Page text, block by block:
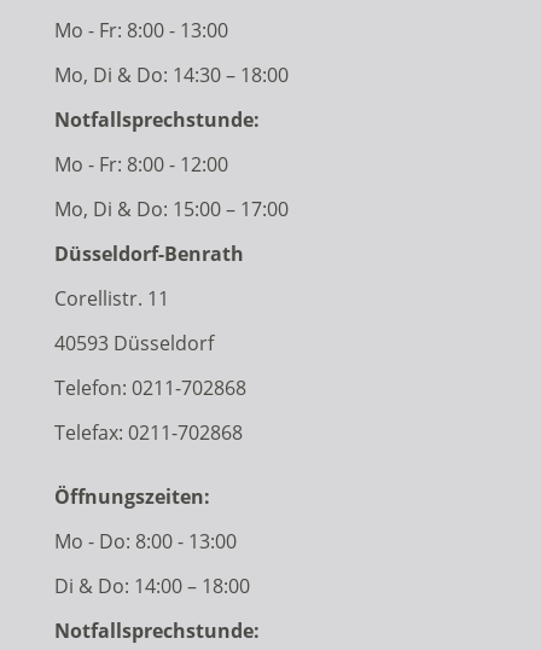
Mo - Fr: 8:00 - 13:00
Mo, Di & Do: 14:30 – 18:00
Notfallsprechstunde:
Mo - Fr: 8:00 - 12:00
Mo, Di & Do: 15:00 – 17:00
Düsseldorf-Benrath
Corellistr. 11
40593 Düsseldorf
Telefon: 0211-702868
Telefax: 0211-702868
Öffnungszeiten:
Mo - Do: 8:00 - 13:00
Di & Do: 14:00 – 18:00
Notfallsprechstunde: